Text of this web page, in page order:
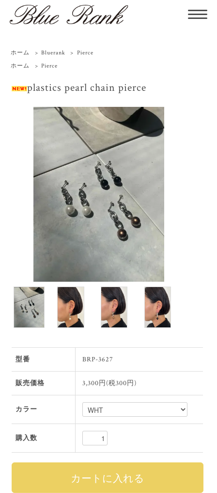
ホーム > Bluerank > Pierce
ホーム
> Pierce
plastics pearl chain pierce
型番 BRP-3627
販売価格 3,300円(税300円)
カラー
購入数